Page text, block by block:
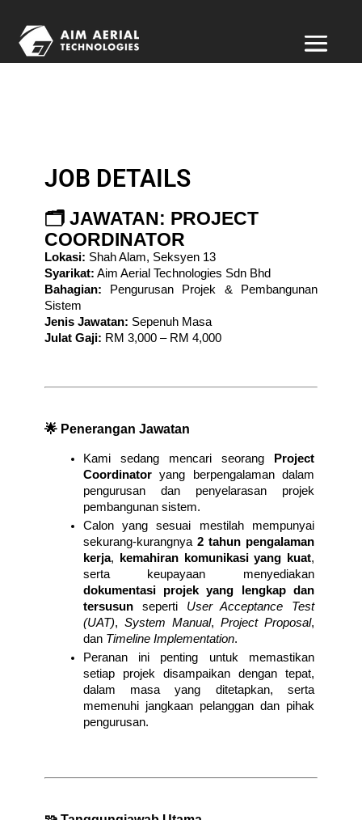
JOB DETAILS
🗂️ JAWATAN: PROJECT
COORDINATOR
Lokasi: Shah Alam, Seksyen 13
Syarikat: Aim Aerial Technologies Sdn Bhd
Bahagian: Pengurusan Projek & Pembangunan
Sistem
Jenis Jawatan: Sepenuh Masa
Julat Gaji: RM 3,000 – RM 4,000
🌟 Penerangan Jawatan
Kami sedang mencari seorang
Project
Coordinator yang berpengalaman dalam
pengurusan dan penyelarasan projek
pembangunan sistem.
Calon yang sesuai mestilah mempunyai
sekurang-kurangnya 2 tahun pengalaman
kerja, kemahiran komunikasi yang kuat,
dokumentasi projek yang lengkap dan
tersusun seperti User Acceptance Test
(UAT), System Manual, Project Proposal,
dan Timeline Implementation.
Peranan ini penting untuk memastikan
setiap projek disampaikan dengan tepat,
dalam masa yang ditetapkan, serta
memenuhi jangkaan pelanggan dan pihak
pengurusan.